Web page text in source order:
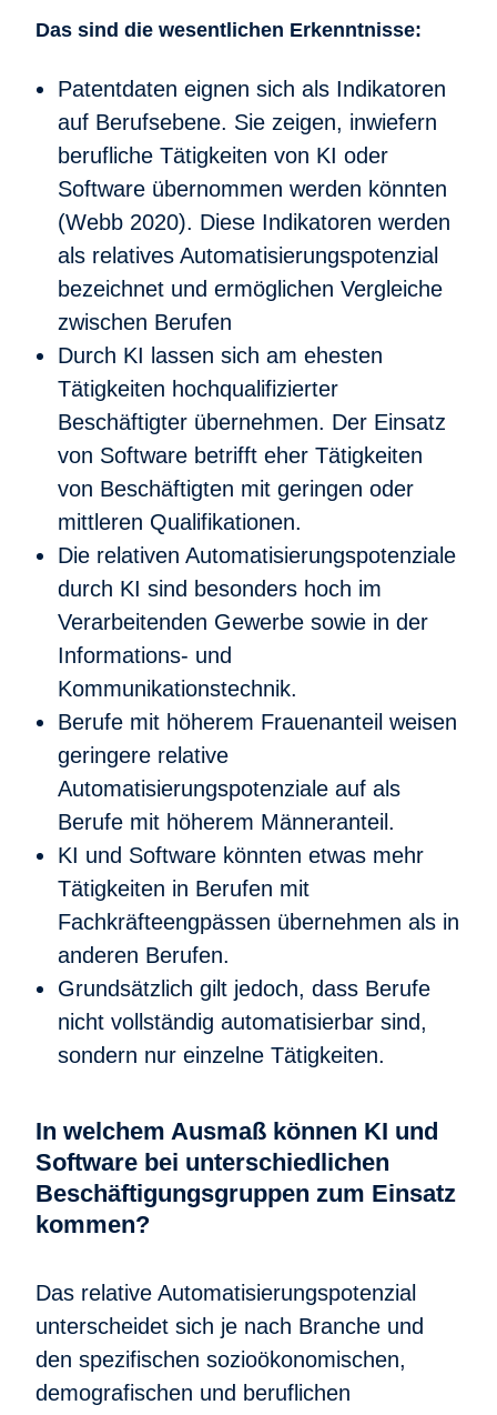
Das sind die wesentlichen Erkenntnisse:
Patentdaten eignen sich als Indikatoren
auf Berufsebene. Sie zeigen, inwiefern
berufliche Tätigkeiten von KI oder
Software übernommen werden könnten
(Webb 2020). Diese Indikatoren werden
als relatives Automatisierungspotenzial
bezeichnet und ermöglichen Vergleiche
zwischen Berufen
Durch KI lassen sich am ehesten
Tätigkeiten hochqualifizierter
Beschäftigter übernehmen. Der Einsatz
von Software betrifft eher Tätigkeiten
von Beschäftigten mit geringen oder
mittleren Qualifikationen.
Die relativen Automatisierungspotenziale
durch KI sind besonders hoch im
Verarbeitenden Gewerbe sowie in der
Informations- und
Kommunikationstechnik.
Berufe mit höherem Frauenanteil weisen
geringere relative
Automatisierungspotenziale auf als
Berufe mit höherem Männeranteil.
KI und Software könnten etwas mehr
Tätigkeiten in Berufen mit
Fachkräfteengpässen übernehmen als in
anderen Berufen.
Grundsätzlich gilt jedoch, dass Berufe
nicht vollständig automatisierbar sind,
sondern nur einzelne Tätigkeiten.
In welchem Ausmaß können KI und
Software bei unterschiedlichen
Beschäftigungsgruppen zum Einsatz
kommen?
Das relative Automatisierungspotenzial
unterscheidet sich je nach Branche und
den spezifischen sozioökonomischen,
demografischen und beruflichen